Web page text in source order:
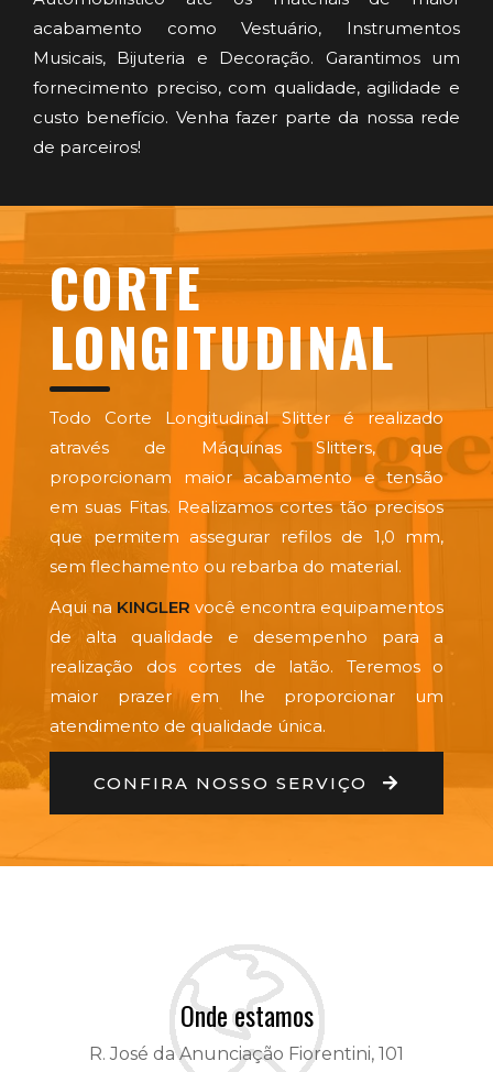
acabamento como Vestuário, Instrumentos
Musicais, Bijuteria e Decoração. Garantimos um
fornecimento preciso, com qualidade, agilidade e
custo benefício. Venha fazer parte da nossa rede
de parceiros!
CORTE
LONGITUDINAL
Todo Corte Longitudinal Slitter é realizado
através de Máquinas Slitters, que
proporcionam maior acabamento e tensão
em suas Fitas. Realizamos cortes tão precisos
que permitem assegurar refilos de 1,0 mm,
sem flechamento ou rebarba do material.
Aqui na KINGLER você encontra equipamentos
de alta qualidade e desempenho para a
realização dos cortes de latão. Teremos o
maior prazer em lhe proporcionar um
atendimento de qualidade única.
CONFIRA NOSSO SERVIÇO
Onde estamos
R. José da Anunciação Fiorentini, 101